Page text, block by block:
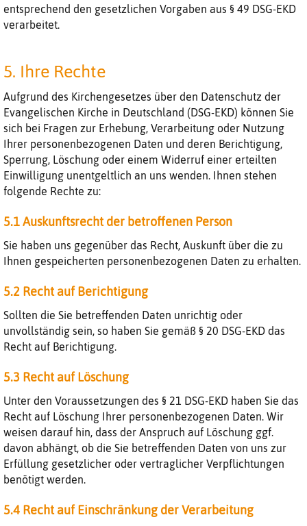
entsprechend den gesetzlichen Vorgaben aus § 49 DSG-EKD
verarbeitet.
5. Ihre Rechte
Aufgrund des Kirchengesetzes über den Datenschutz der
Evangelischen Kirche in Deutschland (DSG-EKD) können Sie
sich bei Fragen zur Erhebung, Verarbeitung oder Nutzung
Ihrer personenbezogenen Daten und deren Berichtigung,
Sperrung, Löschung oder einem Widerruf einer erteilten
Einwilligung unentgeltlich an uns wenden. Ihnen stehen
folgende Rechte zu:
5.1 Auskunftsrecht der betroffenen Person
Sie haben uns gegenüber das Recht, Auskunft über die zu
Ihnen gespeicherten personenbezogenen Daten zu erhalten.
5.2 Recht auf Berichtigung
Sollten die Sie betreffenden Daten unrichtig oder
unvollständig sein, so haben Sie gemäß § 20 DSG-EKD das
Recht auf Berichtigung.
5.3 Recht auf Löschung
Unter den Voraussetzungen des § 21 DSG-EKD haben Sie das
Recht auf Löschung Ihrer personenbezogenen Daten. Wir
weisen darauf hin, dass der Anspruch auf Löschung ggf.
davon abhängt, ob die Sie betreffenden Daten von uns zur
Erfüllung gesetzlicher oder vertraglicher Verpflichtungen
benötigt werden.
5.4 Recht auf Einschränkung der Verarbeitung